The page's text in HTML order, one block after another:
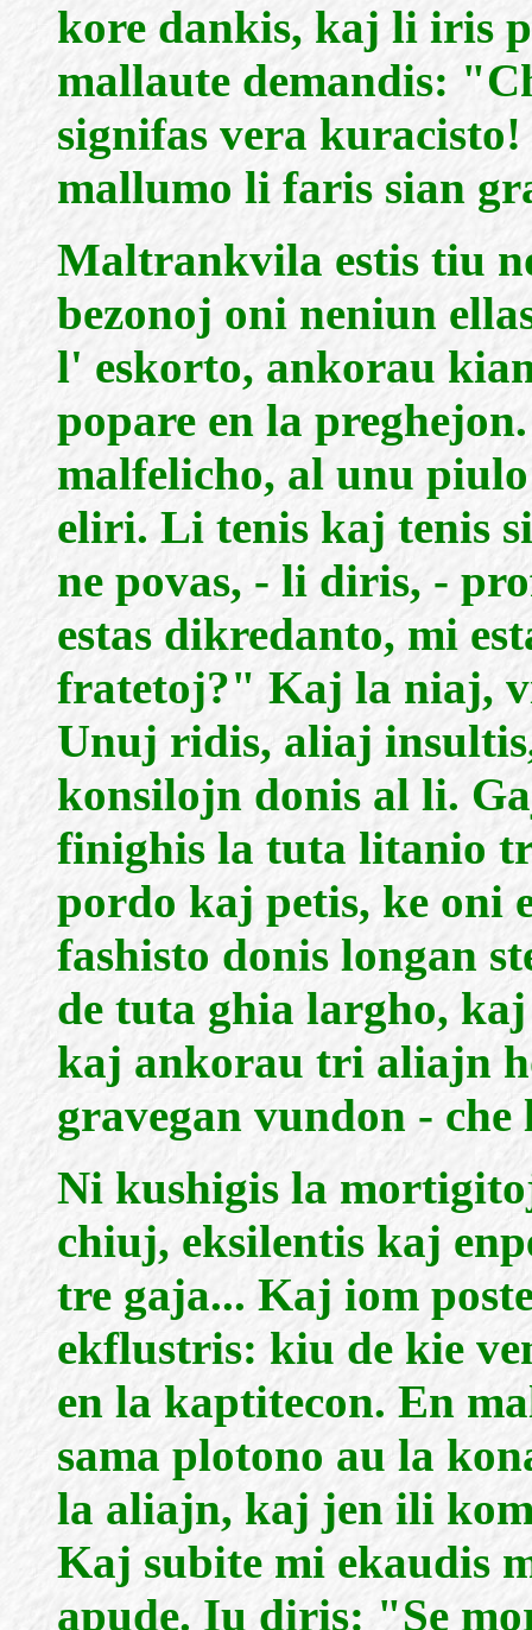
kore dankis, kaj li iris
mallaute demandis:
signifas vera
mallumo li faris sian
Maltrankvila estis tiu
bezonoj oni neniun
l' eskorto, ankorau
popare en la
malfelicho, al unu
eliri. Li tenis kaj tenis
ne povas, - li diris, -
estas dikredanto, mi
fratetoj?" Kaj la niaj,
Unuj ridis, aliaj
konsilojn donis al li.
finighis la tuta litanio
pordo kaj petis, ke oni
fashisto donis longan
de tuta ghia largho,
kaj ankorau tri aliajn
gravegan vundon -
Ni kushigis la
chiuj, eksilentis kaj
tre gaja... Kaj iom
ekflustris: kiu de kie
en la kaptitecon. En
sama plotono au la
la aliajn, kaj jen ili
Kaj subite mi ekaudis
apude. Iu diris: "Se